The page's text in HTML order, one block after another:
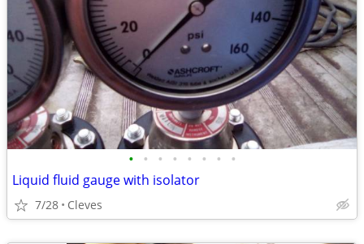
• • • • • • • •
Liquid fluid gauge with isolator
7/28 Cleves